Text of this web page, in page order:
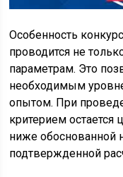
Особенность
проводится не
параметрам. Это
необходимым
опытом. При
критерием остается
ниже обоснованной
подтвержденной